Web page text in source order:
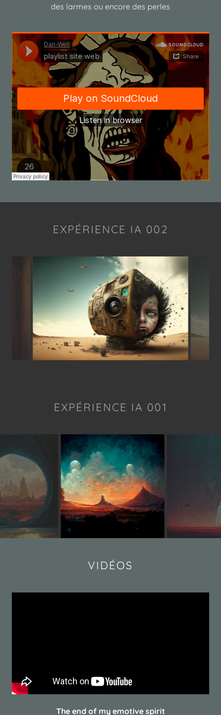
des larmes ou encore des perles
EXPÉRIENCE IA 002
EXPÉRIENCE IA 001
VIDÉOS
The end of my emotive spirit